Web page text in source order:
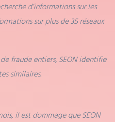
d’informations sur les
sur plus de 35 réseaux
fraude entiers, SEON identifie
similaires.
il est dommage que SEON